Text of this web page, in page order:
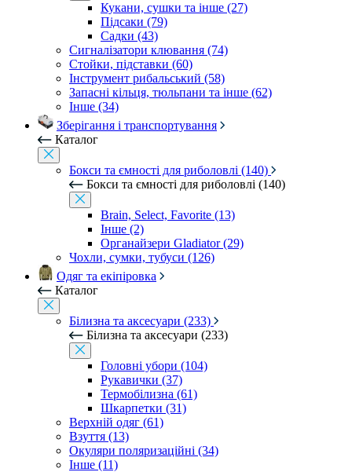
Кукани, сушки та інше (27)
Підсаки (79)
Садки (43)
Сигналізатори клювання (74)
Стойки, підставки (60)
Інструмент рибальський (58)
Запасні кільця, тюльпани та інше (62)
Інше (34)
Зберігання і транспортування
Каталог
Бокси та ємності для риболовлі (140)
Бокси та ємності для риболовлі (140)
Brain, Select, Favorite (13)
Інше (2)
Органайзери Gladiator (29)
Чохли, сумки, тубуси (126)
Одяг та екіпіровка
Каталог
Білизна та аксесуари (233)
Білизна та аксесуари (233)
Головні убори (104)
Рукавички (37)
Термобілизна (61)
Шкарпетки (31)
Верхній одяг (61)
Взуття (13)
Окуляри поляризаційні (34)
Інше (11)